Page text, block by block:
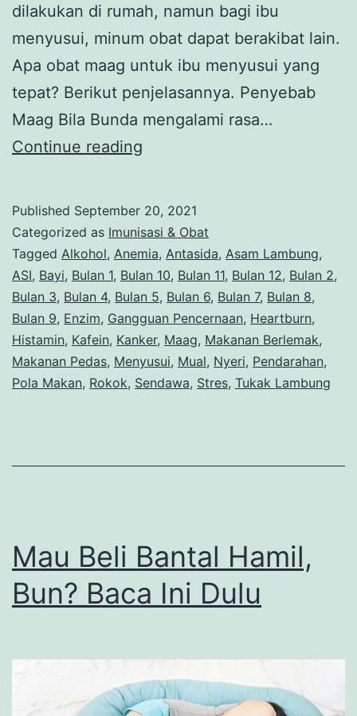
dilakukan di rumah, namun bagi ibu
menyusui, minum obat dapat berakibat lain.
Apa obat maag untuk ibu menyusui yang
tepat? Berikut penjelasannya. Penyebab
Maag Bila Bunda mengalami rasa…
Continue reading
Maag
Untuk
Ibu
Menyusui
Published September 20, 2021
Categorized as Imunisasi & Obat
Tagged Alkohol, Anemia, Antasida, Asam Lambung,
ASI, Bayi, Bulan 1, Bulan 10, Bulan 11, Bulan 12, Bulan 2,
Bulan 3, Bulan 4, Bulan 5, Bulan 6, Bulan 7, Bulan 8,
Bulan 9, Enzim, Gangguan Pencernaan, Heartburn,
Histamin, Kafein, Kanker, Maag, Makanan Berlemak,
Makanan Pedas, Menyusui, Mual, Nyeri, Pendarahan,
Pola Makan, Rokok, Sendawa, Stres, Tukak Lambung
Mau Beli Bantal Hamil,
Bun? Baca Ini Dulu